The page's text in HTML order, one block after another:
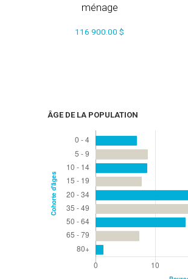
ménage
116 900.00 $
ÂGE DE LA POPULATION